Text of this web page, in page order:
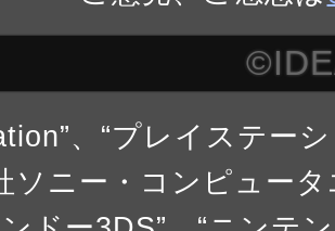
、“プレイステー
ソニー・コンピュー